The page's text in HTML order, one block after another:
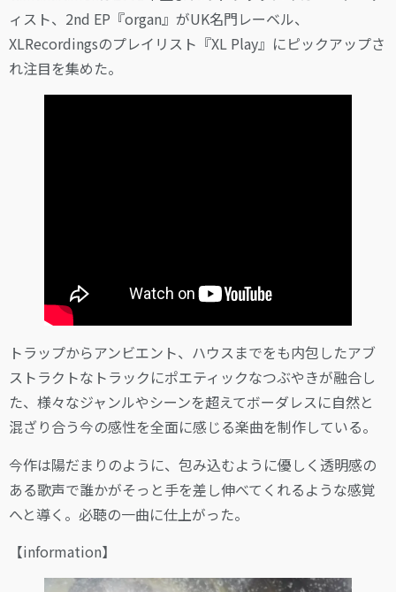
ィスト、2nd EP『organ』がUK名門レーベル、
XLRecordingsのプレイリスト『XL Play』にピックアップさ
れ注目を集めた。
トラップからアンビエント、ハウスまでをも内包したアブ
ストラクトなトラックにポエティックなつぶやきが融合し
た、様々なジャンルやシーンを超えてボーダレスに自然と
混ざり合う今の感性を全面に感じる楽曲を制作している。
今作は陽だまりのように、包み込むように優しく透明感の
ある歌声で誰かがそっと手を差し伸べてくれるような感覚
へと導く。必聴の一曲に仕上がった。
【information】